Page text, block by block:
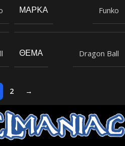
ΜΆΡΚΑ Funko
ΘΈΜΑ Dragon Ball
2 →